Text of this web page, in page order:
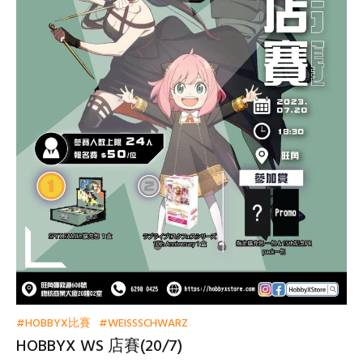
#HOBBYX比賽 #WEISSSCHWARZ
HOBBYX WS 店賽(20/7)